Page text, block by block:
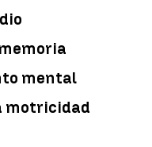
mental
motricidad